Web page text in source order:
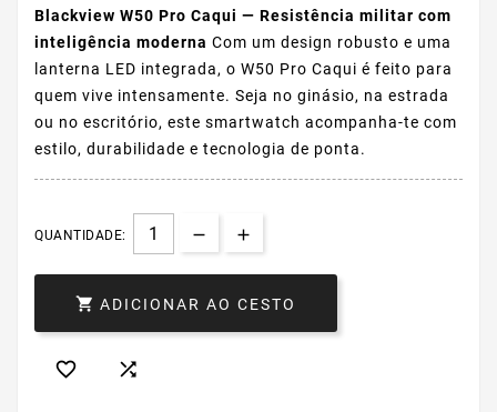
Blackview W50 Pro Caqui — Resistência militar com
inteligência moderna Com um design robusto e uma
lanterna LED integrada, o W50 Pro Caqui é feito para
quem vive intensamente. Seja no ginásio, na estrada
ou no escritório, este smartwatch acompanha-te com
estilo, durabilidade e tecnologia de ponta.
QUANTIDADE:
 ADICIONAR AO CESTO
 